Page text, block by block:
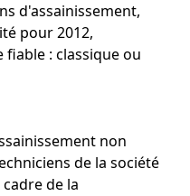
d'assainissement,
pour 2012,
: classique ou
non
de la société
de la